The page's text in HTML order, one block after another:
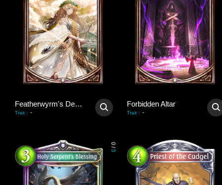
Featherwyrm's Descent
Trait : -
Forbidden Altar
Trait : -
0
/
3